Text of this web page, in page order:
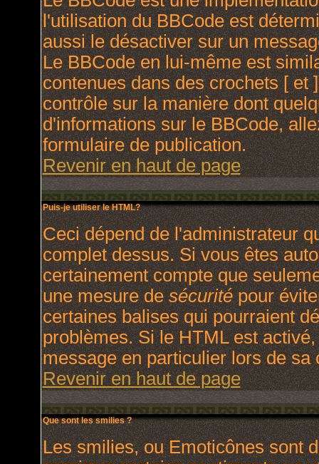
l'utilisation du BBCode est
aussi le désactiver sur un
Le BBCode en lui-même est
contenues dans des crochets [ et
contrôle sur la manière dont
d'informations sur le BBCode,
formulaire de publication.
Revenir en haut de page
Puis-je utiliser le HTML?
Ceci dépend de l'administrateur
complet dessus. Si vous êtes
certainement compte que
une mesure desécuritépour
certaines balises qui pourraient
problèmes. Si le HTML est
message en particulier lors de sa
Revenir en haut de page
Que sont les smilies ?
Les smilies, ou Emoticônes sont